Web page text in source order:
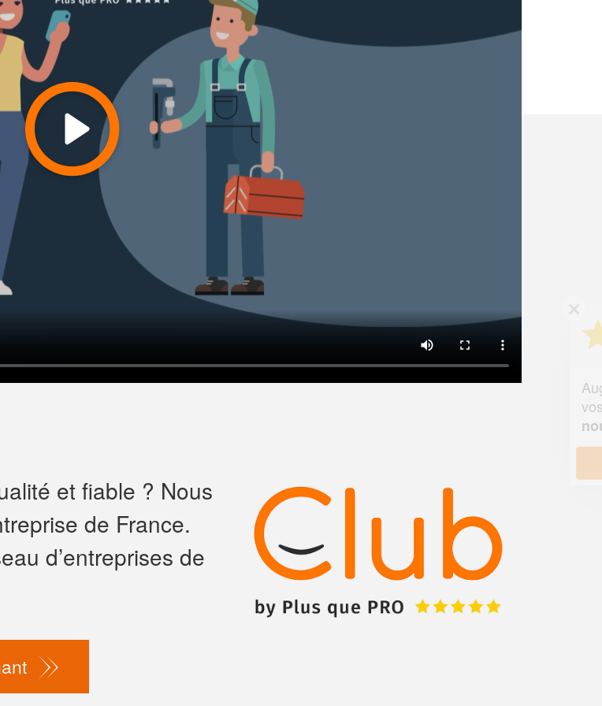
et fiable ? Nous
de France.
d’entreprises de
Vous êtes un
professionnel ?
Augmentez votrechiffre d'affaires